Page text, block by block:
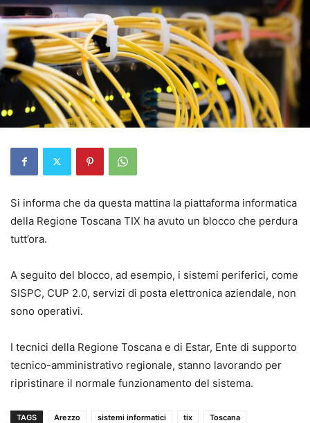
Si informa che da questa mattina la piattaforma informatica
della Regione Toscana TIX ha avuto un blocco che perdura
tutt’ora.
A seguito del blocco, ad esempio, i sistemi periferici, come
SISPC, CUP 2.0, servizi di posta elettronica aziendale, non
sono operativi.
I tecnici della Regione Toscana e di Estar, Ente di supporto
tecnico-amministrativo regionale, stanno lavorando per
ripristinare il normale funzionamento del sistema.
TAGS Arezzo sistemi informatici tix Toscana